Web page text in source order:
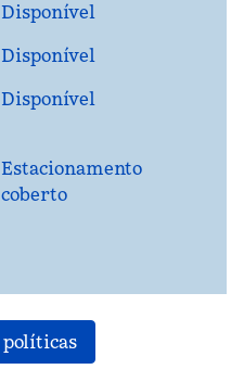
Disponível
Disponível
Disponível
Estacionamento
coberto
políticas